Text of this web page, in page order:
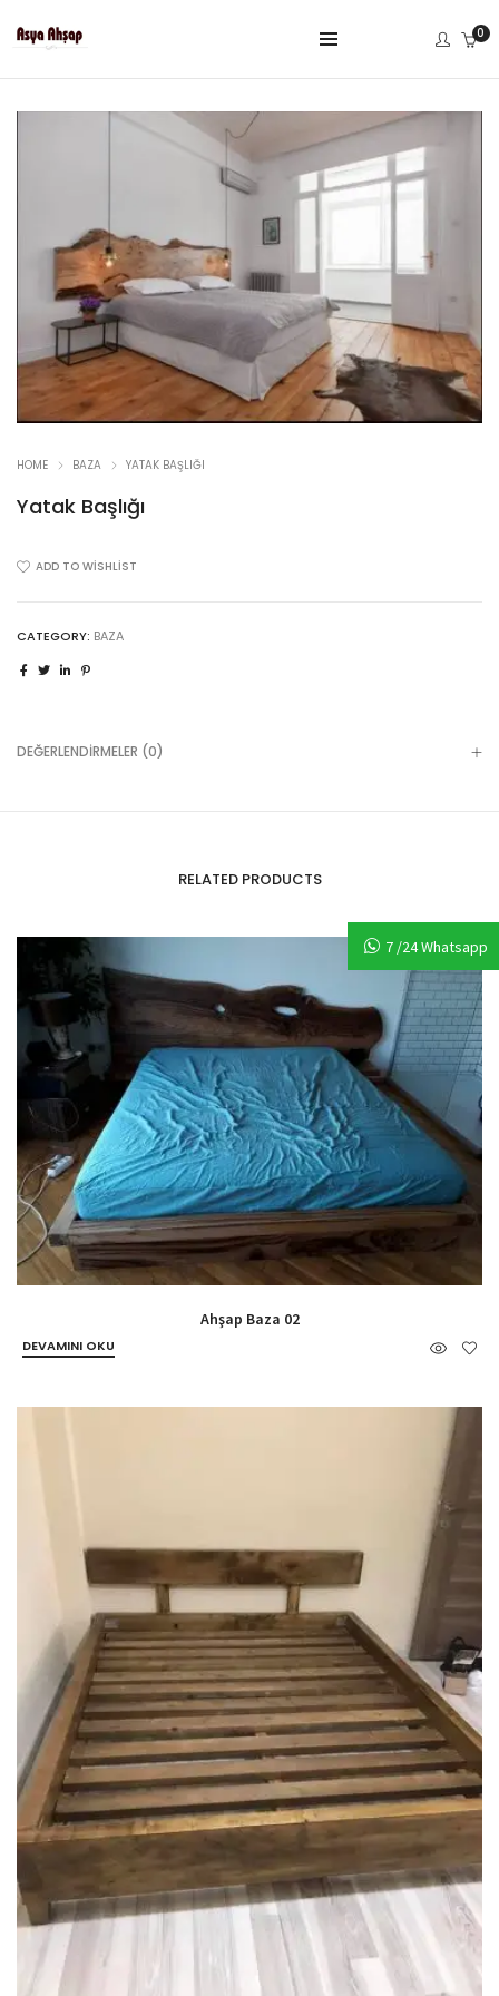
0
HOME BAZA YATAK BAŞLIĞI
Yatak Başlığı
ADD TO WISHLIST
CATEGORY: BAZA
DEĞERLENDIRMELER (0)
RELATED PRODUCTS
Ahşap Baza 02
DEVAMINI OKU
7 /24 Whatsapp